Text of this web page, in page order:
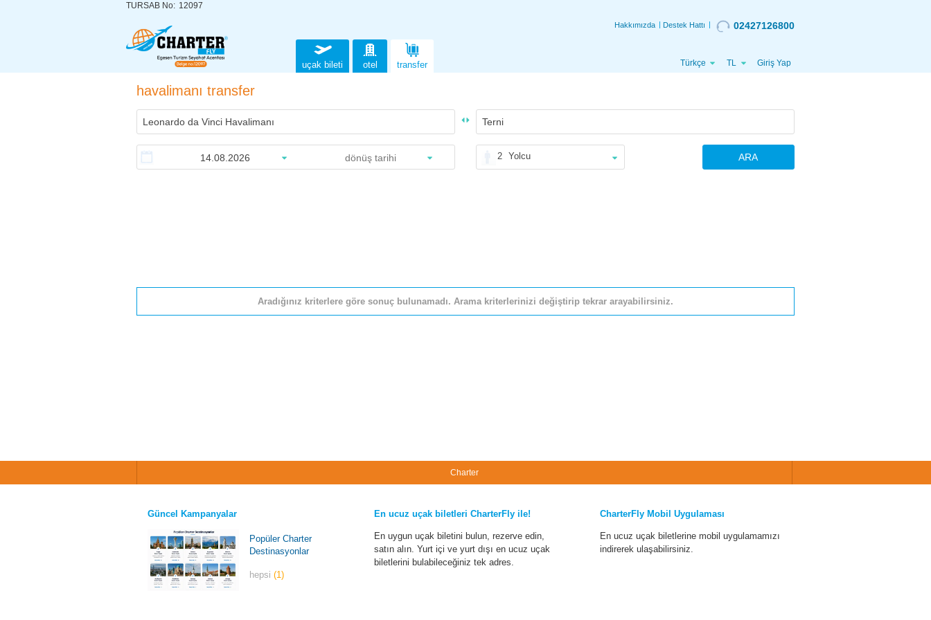
TURSAB No: 12097
Hakkımızda Destek Hattı 02427126800
uçak bileti otel transfer Türkçe TL Giriş Yap
havalimanı transfer
2 Yolcu ARA
Aradığınız kriterlere göre sonuç bulunamadı. Arama kriterlerinizi değiştirip tekrar arayabilirsiniz.
Charter
Güncel Kampanyalar
Popüler Charter
Destinasyonlar
hepsi(1)
En ucuz uçak biletleri CharterFly ile!
En uygun uçak biletini bulun, rezerve edin,
satın alın. Yurt içi ve yurt dışı en ucuz uçak
biletlerini bulabileceğiniz tek adres.
CharterFly Mobil Uygulaması
En ucuz uçak biletlerine mobil uygulamamızı
indirerek ulaşabilirsiniz.